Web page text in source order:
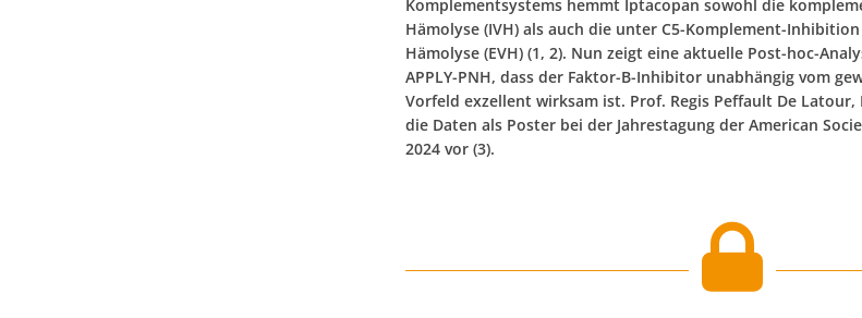
Komplementsystems hemmt Iptacopan sowohl die
Hämolyse (IVH) als auch die unter C5-Komplement-
Hämolyse (EVH) (1, 2). Nun zeigt eine aktuelle Post-hoc-
APPLY-PNH, dass der Faktor-B-Inhibitor unabhängig vom
Vorfeld exzellent wirksam ist. Prof. Regis Peffault De
die Daten als Poster bei der Jahrestagung der American
2024 vor (3).